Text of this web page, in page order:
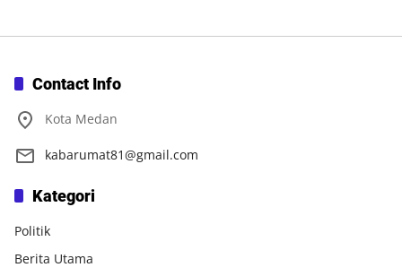
Contact Info
Kota Medan
kabarumat81@gmail.com
Kategori
Politik
Berita Utama